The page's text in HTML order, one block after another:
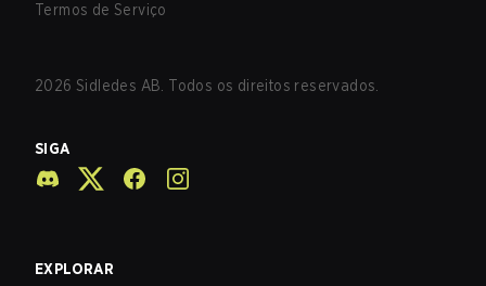
Termos de Serviço
2026 Sidledes AB. Todos os direitos reservados.
SIGA
EXPLORAR